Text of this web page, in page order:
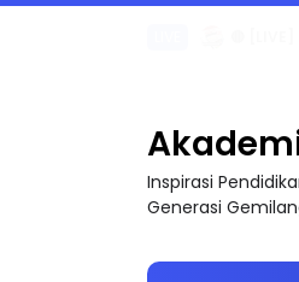
Inspirasi
Generasi